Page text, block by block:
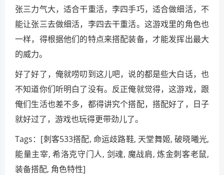
张三力气大，适合干重活，李四手巧，适合做细活，不
能让张三去做细活，李四去干重活。这游戏里的角色也
一样，得根据他们的特点来搭配装备，才能发挥出最大
的威力。
好了好了，俺就唠叨到这儿吧，说的都是些大白话，也
不知道你们听明白了没有。反正俺就觉得，这游戏，跟
俺们生活也差不多，都得讲究个搭配，搭配好了，日子
就好过了，游戏也玩得更带劲儿了。
Tags：[刺客533搭配, 命运歧路鞋, 天堂舞姬, 破晓曦光,
能量主宰, 希洛克守门人, 剑魂, 魔战肩, 炼金刺客老鼠,
装备搭配, 角色特性]